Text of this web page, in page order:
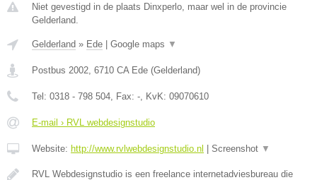
Niet gevestigd in de plaats Dinxperlo, maar wel in de provincie
Gelderland.
Gelderland » Ede Google maps ▼
Postbus 2002 6710 CA Ede (Gelderland)
Tel: 0318 - 798 504 , Fax: - , KvK: 09070610
E-mail › RVL webdesignstudio
Website: http://www.rvlwebdesignstudio.nl Screenshot ▼
RVL Webdesignstudio is een freelance internetadviesbureau die